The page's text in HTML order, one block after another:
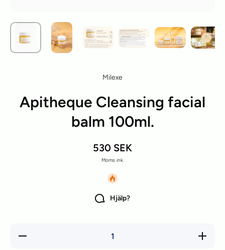
Milexe
Apitheque Cleansing facial
balm 100ml.
530 SEK
Moms ink.
Hjälp?